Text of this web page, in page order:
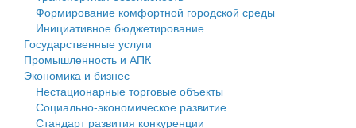
Государственные услуги
Промышленность и АПК
Экономика и бизнес
Символика
Устав
Гостям округа
Туризм
муниципального округа Тверской области
Администрация Кашинского муниципального округа
Тверской области
Управление сельскими территориями
Финансовое управление
Бюджет для граждан
Имущество
Выявление правообладателей ранее учтенных
Формирование комфортной городской среды
Инициативное бюджетирование
Государственные услуги
Промышленность и АПК
Экономика и бизнес
Нестационарные торговые объекты
Социально-экономическое развитие
Стандарт развития конкуренции